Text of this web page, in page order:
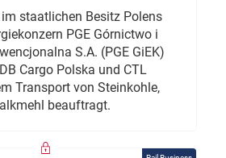
staatlichen Besitz Polens
PGE Górnictwo i
S.A. (PGE GiEK)
Cargo Polska und CTL
Transport von Steinkohle,
beauftragt.